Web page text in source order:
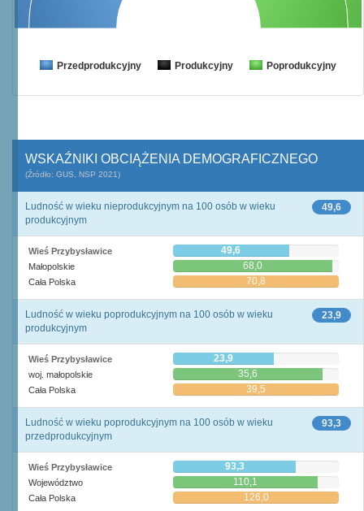
Przedprodukcyjny Produkcyjny Poprodukcyjny
WSKAŹNIKI OBCIĄŻENIA DEMOGRAFICZNEGO
(Źródło: GUS, NSP 2021)
49,6
Ludność w wieku nieprodukcyjnym na 100 osób w wieku
produkcyjnym
Wieś Przybysławice 49,6
Małopolskie 68,0
Cała Polska 70,8
23,9
Ludność w wieku poprodukcyjnym na 100 osób w wieku
produkcyjnym
Wieś Przybysławice 23,9
woj. małopolskie 35,6
Cała Polska 39,5
93,3
Ludność w wieku poprodukcyjnym na 100 osób w wieku
przedprodukcyjnym
Wieś Przybysławice 93,3
Województwo 110,1
Cała Polska 126,0